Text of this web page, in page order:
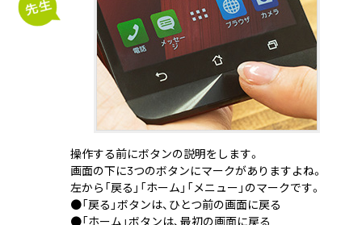
操作する前にボタンの説明をします。
画面の下に3つのボタンにマークがありますよね。
左から「戻る」「ホーム」「メニュー」のマークです。
●「戻る」ボタンは、ひとつ前の画面に戻る
●「ホーム」ボタンは、最初の画面に戻る